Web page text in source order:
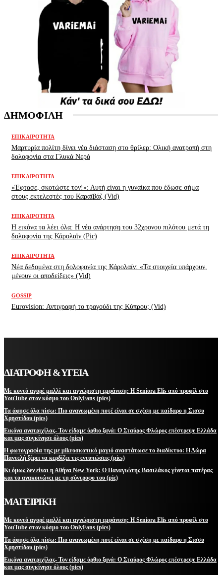
ΔΗΜΟΦΙΛΗ
ΕΠΙΚΑΙΡΌΤΗΤΑ
Μαρτυρία πολίτη δίνει νέα διάσταση στο θρίλερ: Ολική ανατροπή στη
δολοφονία στα Γλυκά Νερά
ΕΠΙΚΑΙΡΌΤΗΤΑ
«Έφτασε, σκοτώστε τον!»: Αυτή είναι η γυναίκα που έδωσε σήμα
στους εκτελεστές του Καραϊβάζ (Vid)
ΕΠΙΚΑΙΡΌΤΗΤΑ
H εικόνα τα λέει όλα: H νέα ανάρτηση του 32χρονου πιλότου μετά τη
δολοφονία της Κάρολαϊν (Pic)
ΕΠΙΚΑΙΡΌΤΗΤΑ
Νέα δεδομένα στη δολοφονία της Κάρολαϊν: «Τα στοιχεία υπάρχουν,
μένουν οι αποδείξεις» (Vid)
GOSSIP
Eurovision: Αντιγραφή το τραγούδι της Κύπρου; (Vid)
ΔΙΑΤΡΟΦΗ & ΥΓΕΙΑ
Με κοντό αγορέ μαλλί και αγνώριστη εμφάνιση: Η Seniora Elis από προφίλ στο
YouTube στον κόσμο του OnlyFans (pics)
Τα άφησε όλα πίσω: Πιο ανανεωμένη ποτέ είναι σε σχέση με παίδαρο η Σισσυ
Χρηστίδου (pics)
Εικόνα ανατριχίλας- Τον είδαμε όρθιο ξανά: Ο Σταύρος Φλώρος επέστρεψε Ελλάδα
και μας συγκίνησε όλους (pics)
Η φωτογραφία της με μikroσκοπικό μαγιό αναστάτωσε το διαδίκτυο: Η Δώρα
Παντελή ξέρει να κερδίζει τις εντυπώσεις (pics)
Κι όμως δεν είναι η Αθήνα New York: Ο Παναγιώτης Βασιλάκος γίνεται πατέρας
και το ανακοινώνει με τη σύντροφο του (pic)
ΜΑΓΕΙΡΙΚΗ
Με κοντό αγορέ μαλλί και αγνώριστη εμφάνιση: Η Seniora Elis από προφίλ στο
YouTube στον κόσμο του OnlyFans (pics)
Τα άφησε όλα πίσω: Πιο ανανεωμένη ποτέ είναι σε σχέση με παίδαρο η Σισσυ
Χρηστίδου (pics)
Εικόνα ανατριχίλας- Τον είδαμε όρθιο ξανά: Ο Σταύρος Φλώρος επέστρεψε Ελλάδα
και μας συγκίνησε όλους (pics)